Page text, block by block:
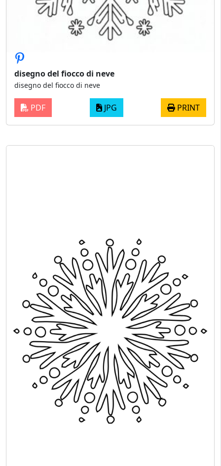
disegno del fiocco di neve
disegno del fiocco di neve
PDF JPG PRINT